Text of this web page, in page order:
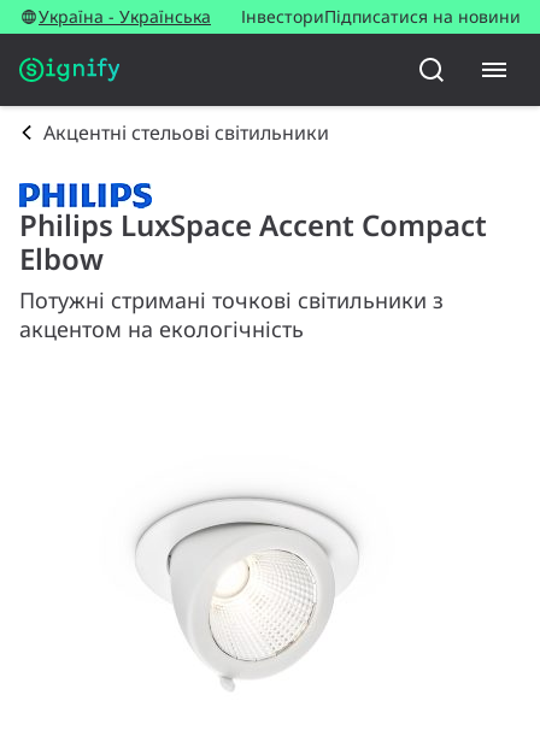
Україна - Українська ІнвесториПідписатися на новини
Акцентні стельові світильники
Philips LuxSpace Accent Compact
Elbow
Потужні стримані точкові світильники з
акцентом на екологічність